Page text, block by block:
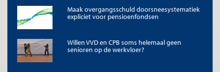
Maak overgangsschuld doorsneesystematiek
expliciet voor pensioenfondsen
Willen VVD en CPB soms helemaal geen
senioren op de werkvloer?